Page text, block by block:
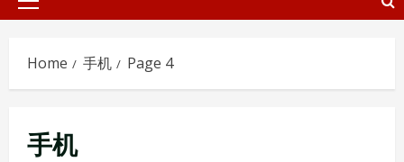
Primary
Home 手机 Page 4
手机